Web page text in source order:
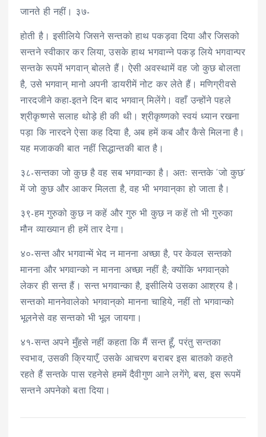
जानते ही नहीं। ३७-
होती है। इसीलिये जिसने सन्तको हाथ पकड़वा दिया और जिसको
सन्तने स्वीकार कर लिया, उसके हाथ भगवान्ने पकड़ लिये भगवान्पर
सन्तके रूपमें भगवान् बोलते हैं। ऐसी अवस्थामें वह जो कुछ बोलता
है, उसे भगवान् मानो अपनी डायरीमें नोट कर लेते हैं। मणिग्रीवसे
नारदजीने कहा-इतने दिन बाद भगवान् मिलेंगे। वहाँ उन्होंने पहले
श्रीकृष्णसे सलाह थोड़े ही की थी। श्रीकृष्णको स्वयं ध्यान रखना
पड़ा कि नारदने ऐसा कह दिया है, अब हमें कब और कैसे मिलना है।
यह मजाककी बात नहीं सिद्धान्तकी बात है।
३८-सन्तका जो कुछ है वह सब भगवान्का है। अतः सन्तके ‘जो कुछ’
में जो कुछ और आकर मिलता है, वह भी भगवान्‌का हो जाता है।
३९-हम गुरुको कुछ न कहें और गुरु भी कुछ न कहें तो भी गुरुका
मौन व्याख्यान ही हमें तार देगा।
४०-सन्त और भगवान्में भेद न मानना अच्छा है, पर केवल सन्तको
मानना और भगवान्को न मानना अच्छा नहीं है; क्योंकि भगवान्‌को
लेकर ही सन्त हैं। सन्त भगवान्का है, इसीलिये उसका आश्रय है।
सन्तको माननेवालेको भगवान्‌को मानना चाहिये, नहीं तो भगवान्को
भूलनेसे वह सन्तको भी भूल जायगा।
४१-सन्त अपने मुँहसे नहीं कहता कि मैं सन्त हूँ, परंतु सन्तका
स्वभाव, उसकी क्रियाएँ, उसके आचरण बराबर इस बातको कहते
रहते हैं सन्तके पास रहनेसे हममें दैवीगुण आने लगेंगे, बस, इस रूपमें
सन्तने अपनेको बता दिया।